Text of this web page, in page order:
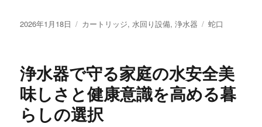
投
2026年1月18日
カ
ー
カートリッジ,水回り設備,浄水器
タ
蛇口
浄水器で守る家庭の水安全美
味しさと健康意識を高める暮
らしの選択